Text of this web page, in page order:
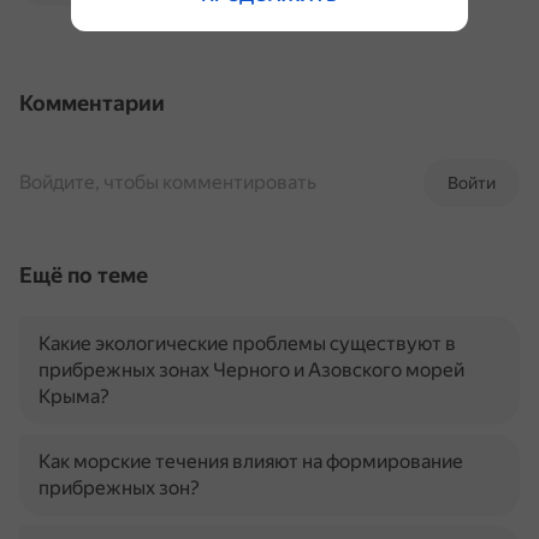
Комментарии
Войти
Войдите, чтобы комментировать
Ещё по теме
Какие экологические проблемы существуют в
прибрежных зонах Черного и Азовского морей
Крыма?
Как морские течения влияют на формирование
прибрежных зон?